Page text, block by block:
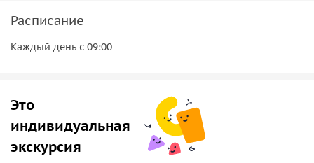
Расписание
Каждый день с 09:00
Это
индивидуальная
экскурсия